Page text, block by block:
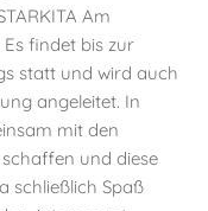
Am
findet bis zur
statt und wird auch
angeleitet. In
mit den
und diese
schließlich Spaß